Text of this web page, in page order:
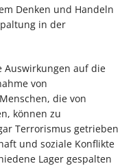
Denken und Handeln
in der
Auswirkungen auf die
von
die von
können zu
Terrorismus getrieben
und soziale Konflikte
Lager gespalten